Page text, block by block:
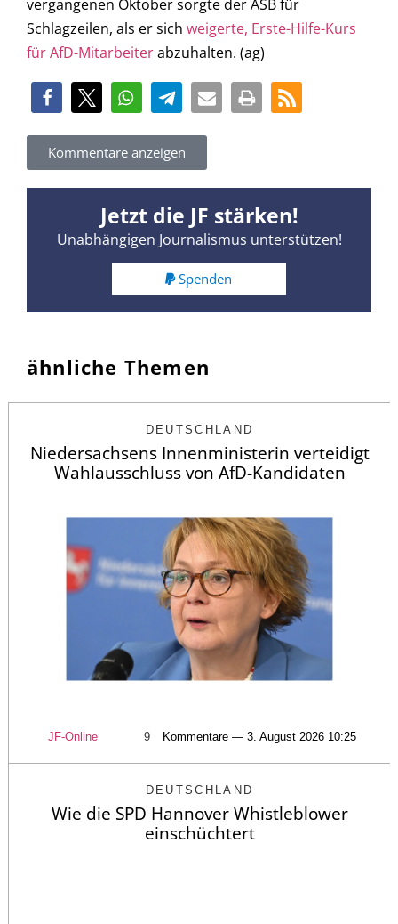
vergangenen Oktober sorgte der ASB für
Schlagzeilen, als er sich weigerte, Erste-Hilfe-Kurs
für AfD-Mitarbeiterabzuhalten. (ag)
Kommentare anzeigen
Jetzt die JF stärken!
Unabhängigen Journalismus unterstützen!
Spenden
ähnliche Themen
DEUTSCHLAND
Niedersachsens Innenministerin verteidigt
Wahlausschluss von AfD-Kandidaten
JF-Online 9 Kommentare — 3. August 2026 10:25
DEUTSCHLAND
Wie die SPD Hannover Whistleblower
einschüchtert